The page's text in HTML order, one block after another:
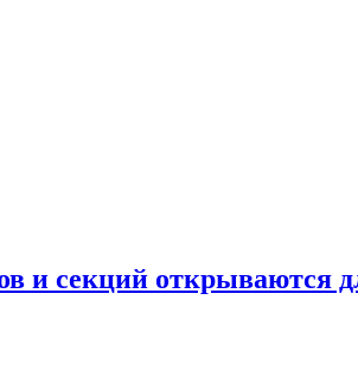
и секций открываются